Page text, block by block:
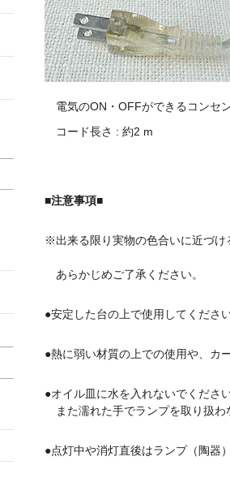
電気のON・OFFができるコンセ
コード長さ : 約2 m
■注意事項■
※出来る限り実物の色合いに近づけ
あらかじめご了承ください。
●安定した台の上で使用してください
●熱に弱い材質の上での使用や、カ
●オイル皿に水を入れないでくださ
また濡れた手でランプを取り扱わ
●点灯中や消灯直後はランプ（陶器